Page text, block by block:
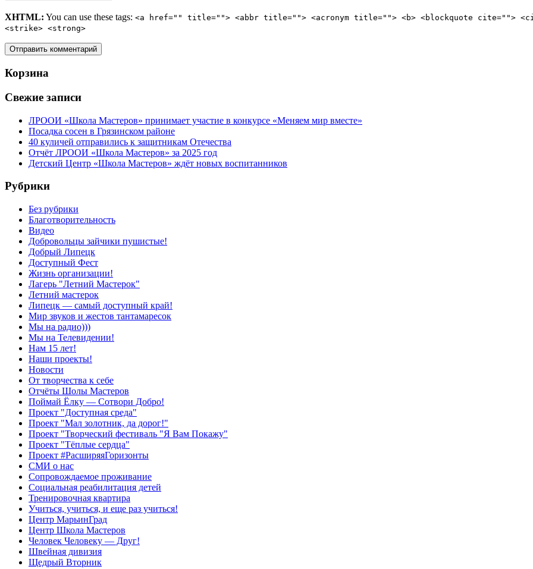
XHTML: You can use these tags: <a href="" title=""> <abbr title=""> <acronym title=""> <b> <blockquote cite="">
<strike> <strong>
Корзина
Свежие записи
ЛРООИ «Школа Мастеров» принимает участие в конкурсе «Меняем мир вместе»
Посадка сосен в Грязинском районе
40 куличей отправились к защитникам Отечества
Отчёт ЛРООИ «Школа Мастеров» за 2025 год
Детский Центр «Школа Мастеров» ждёт новых воспитанников
Рубрики
Без рубрики
Благотворительность
Видео
Добровольцы зайчики пушистые!
Добрый Липецк
Доступный Фест
Жизнь организации!
Лагерь "Летний Мастерок"
Летний мастерок
Липецк — самый доступный край!
Мир звуков и жестов тантамаресок
Мы на радио)))
Мы на Телевидении!
Нам 15 лет!
Наши проекты!
Новости
От творчества к себе
Отчёты Шолы Мастеров
Поймай Ёлку — Сотвори Добро!
Проект "Доступная среда"
Проект "Мал золотник, да дорог!"
Проект "Творческий фестиваль "Я Вам Покажу"
Проект "Тёплые сердца"
Проект #РасширяяГоризонты
СМИ о нас
Сопровождаемое проживание
Социальная реабилитация детей
Тренировочная квартира
Учиться, учиться, и еще раз учиться!
Центр МарьинГрад
Центр Школа Мастеров
Человек Человеку — Друг!
Швейная дивизия
Щедрый Вторник